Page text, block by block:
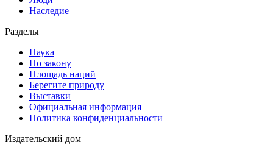
Наследие
Разделы
Наука
По закону
Площадь наций
Берегите природу
Выставки
Официальная информация
Политика конфиденциальности
Издательский дом